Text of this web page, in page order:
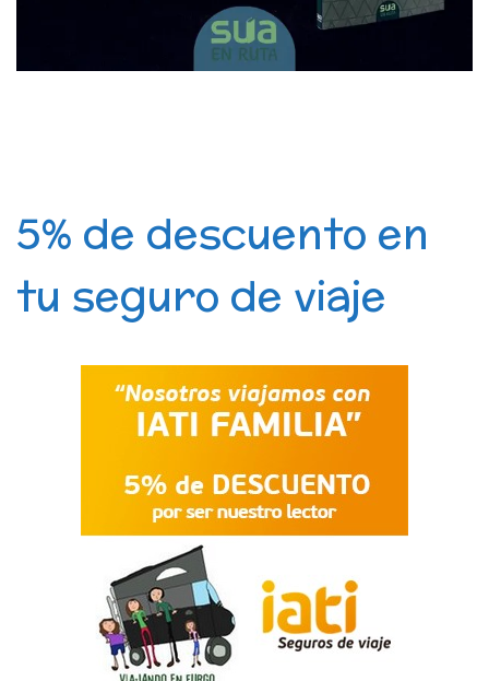
5% de descuento en
tu seguro de viaje